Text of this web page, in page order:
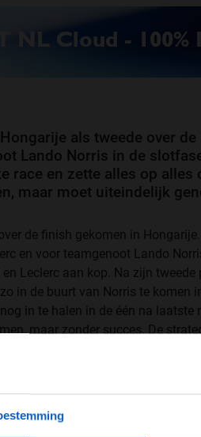
als tweede over
Lando Norris in de
race en zette alles op alles
maar moet uiteindelijk
de finish gekomen in
en voor teamgenoot Lando
Leclerc aan kop. Na zijn
in de buurt van Norris te komen
in te halen in de één na laatste
maar zonder succes. De
na de race met
ging, besefte ik me dat
dan gedaan op deze baan.
een gok en helaas hebben